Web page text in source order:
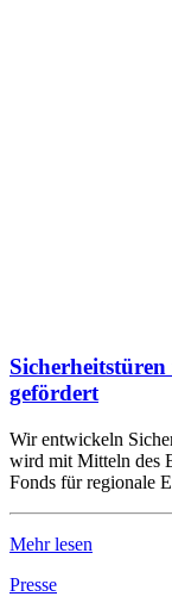
gefördert
Wir entwickeln
wird mit Mitteln des
Fonds für regionale
Mehr lesen
Presse